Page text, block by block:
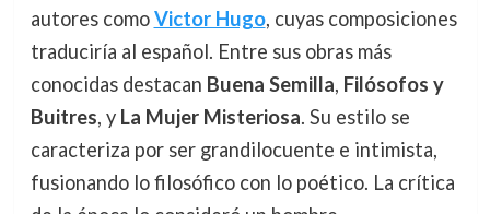
autores comoVictor Hugo, cuyas composiciones
traduciría al español. Entre sus obras más
conocidas destacan Buena Semilla, Filósofos y
Buitres, y La Mujer Misteriosa. Su estilo se
caracteriza por ser grandilocuente e intimista,
fusionando lo filosófico con lo poético. La crítica